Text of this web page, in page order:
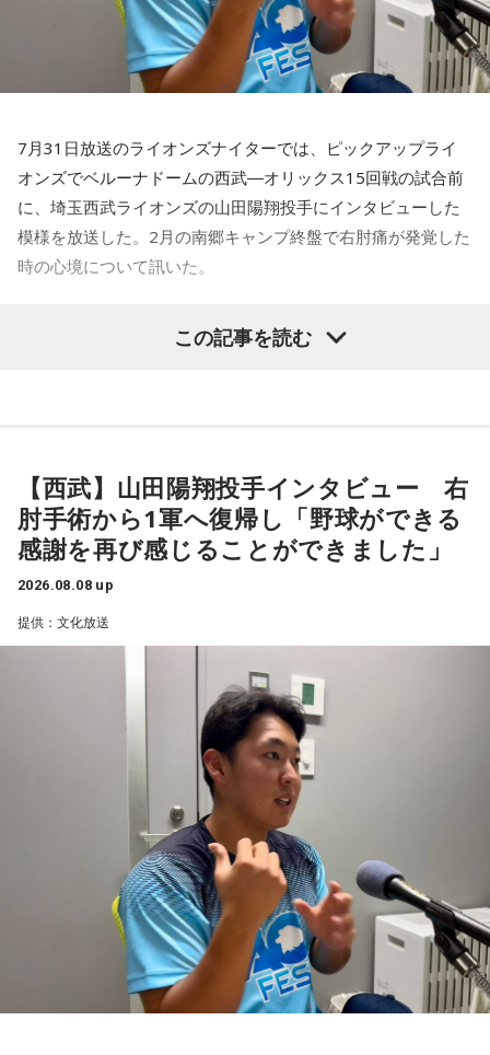
福田：そうですね。塩貝選手に悪意はなかったと思います
し、素直に自分の気持ちを言っただけなのですが、それをブ
ラジルサイドがうまく切り取って、結果的に彼らのモチベー
ションを上げるような形になってしまったので、それはあま
何を言っているかというと、日本とブラジルの力関係は間違
いなくブラジルが上なんですよ。そこで日本サイドが考えな
きゃいけないことは、ブラジルに油断してもらう、隙を見せ
てもらうということも1つだと思っていて。
ジルは対戦相手が決まったときに「オランダじゃなくて良か
った」と思っていた。日本ということで、少しでも油断して
ているんだ。メンバーは違うかもしれないけれど、日本は力
があるんだぞ」と言って、油断しないように警戒させる。そ
して、「お前ら、（日本選手が）こんなことを言ってるぞ」
と塩貝選手のコメントを（起爆剤として）使うことが可能な
しないほうが良かったなと僕は思っています。
とはいえ、塩貝選手とはW杯が終わったときに違うところで
会いましたけど、本当に純粋なんですよ。全然悪気がないと
いうか。ただ、プロの選手としてそこまで考えてコメントす
るべきだったかなとは思います。
でもまだ若いですから。森保監督は“リバウンドメンタリテ
ィ”という言葉をよく使いますけど、何かうまくいかなかった
後のリアクションがすごく重要で、今後そこを塩貝選手は試
されるのかなと思いますし、その期待に応えるだけのものを
持っている選手だと思いますから、良いエネルギーに変えて
もらいたいなと思います。
----------------------------------------------------
この日の放送をradikoタイムフリーで聴く
※放送エリア外の方は、プレミアム会員の登録でご利用いた
7月31日放送のライオンズナイターでは、ピックアップライ
オンズでベルーナドームの西武―オリックス15回戦の試合前
に、埼玉西武ライオンズの山田陽翔投手にインタビューした
模様を放送した。2月の南郷キャンプ終盤で右肘痛が発覚した
時の心境について訊いた。
しい成績だったかと思いますが、「求めすぎずに自分のやる
――過去2年の苦労は昨シーズンに活きていたということです
ね。
山田「活きていると思います。ウエイトトレーニングなどで
身体作りができたと思うので、結果を出さないといけないと
ころで出せたというのはよかったと思います」
――2月の南郷キャンプ終盤で右肘痛が発覚した時の心境を教
山田「痛かったですし、手術のタイミングはすごく悩んだの
ですが、3月9日に手術をさせていただいた。痛いままプレー
をしていても成績も上がらないですし、自分としても不安を
抱えながらプレーをするのは嫌だったので、できるだけ早く
手術をして、早く復帰ができるようにというので決断しまし
――以前から痛みはあったのでしょうか？
山田「痛みがない範囲でできていたのですが、痛みの場所が
動いてしまって、数ミリでも痛みの場所が動くだけで痛みが
変わってくるので」
この記事を読む
【西武】山田陽翔投手インタビュー 右
肘手術から1軍へ復帰し「野球ができる
感謝を再び感じることができました」
2026.08.08 up
提供：文化放送